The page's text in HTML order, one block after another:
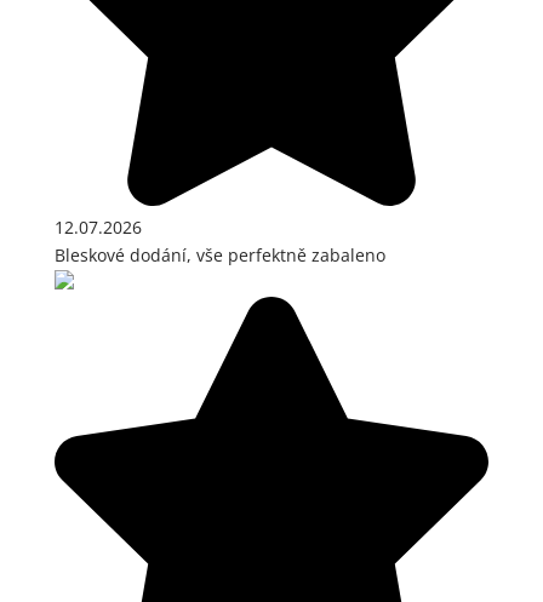
12.07.2026
Bleskové dodání, vše perfektně zabaleno